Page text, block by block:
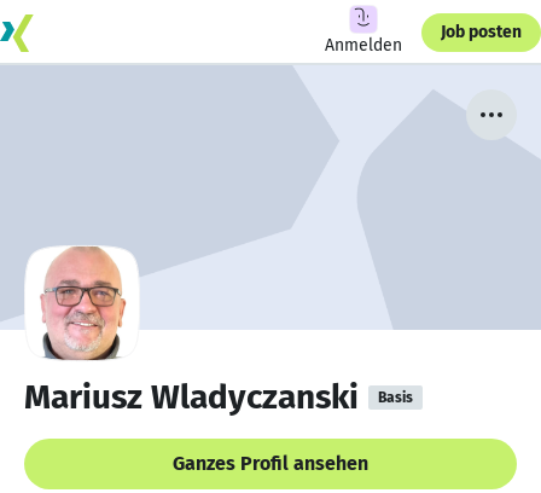
Anmelden
Job posten
Mariusz Wladyczanski Basis
Ganzes Profil ansehen